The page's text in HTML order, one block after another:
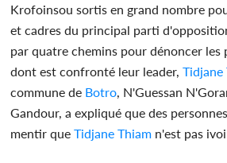
Krofoinsou sortis en grand nombre
et cadres du principal parti
par quatre chemins pour dénoncer les
dont est confronté leur leader, Tidjane
commune de Botro , N'Guessan
Gandour, a expliqué que des
mentir que Tidjane Thiam n'est pas